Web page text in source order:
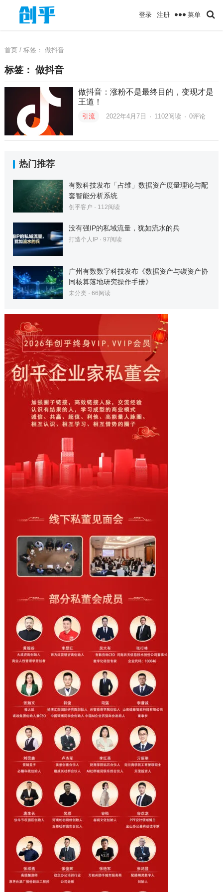
登录 注册 菜单
首页/ 标签： 做抖音
标签： 做抖音
做抖音：涨粉不是最终目的，变现才是
王道！
引流 2022年4月7日 · 1102阅读 · 0评论
热门推荐
有数科技发布「占维」数据资产度量理论与配
套智能分析系统
创乎客户 · 112阅读
没有强IP的私域流量，犹如流水的兵
打造个人IP· 97阅读
广州有数数字科技发布《数据资产与碳资产协
同核算落地研究操作手册》
未分类· 66阅读